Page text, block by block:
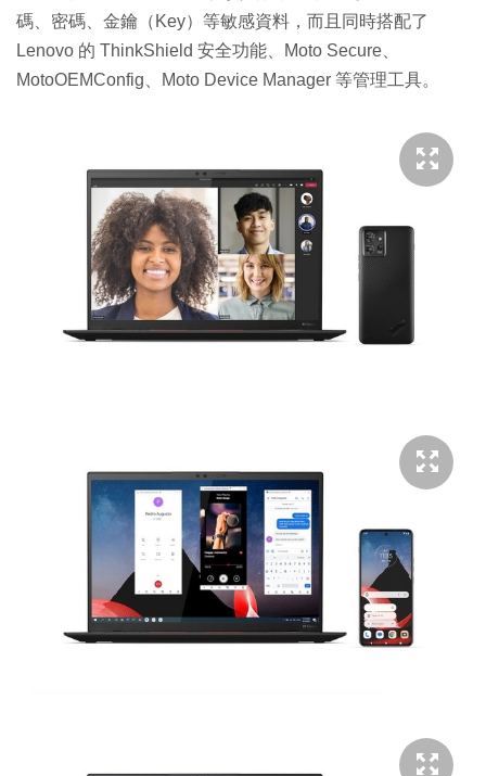
碼、密碼、金鑰（Key）等敏感資料，而且同時搭配了
Lenovo 的 ThinkShield 安全功能、Moto Secure、
MotoOEMConfig、Moto Device Manager 等管理工具。